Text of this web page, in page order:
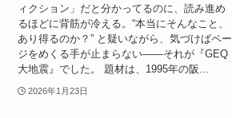
ィクション」だと分かってるのに、読み進め
るほどに背筋が冷える。“本当にそんなこと、
あり得るのか？” と疑いながら、気づけばペー
ジをめくる手が止まらない——それが『GEQ
大地震』でした。 題材は、1995年の阪...
2026年1月23日